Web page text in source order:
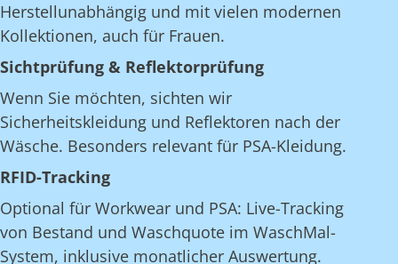
Herstellunabhängig und mit vielen modernen
Kollektionen, auch für Frauen.
Sichtprüfung & Reflektorprüfung
Wenn Sie möchten, sichten wir
Sicherheitskleidung und Reflektoren nach der
Wäsche. Besonders relevant für PSA-Kleidung.
RFID-Tracking
Optional für Workwear und PSA: Live-Tracking
von Bestand und Waschquote im WaschMal-
System, inklusive monatlicher Auswertung.